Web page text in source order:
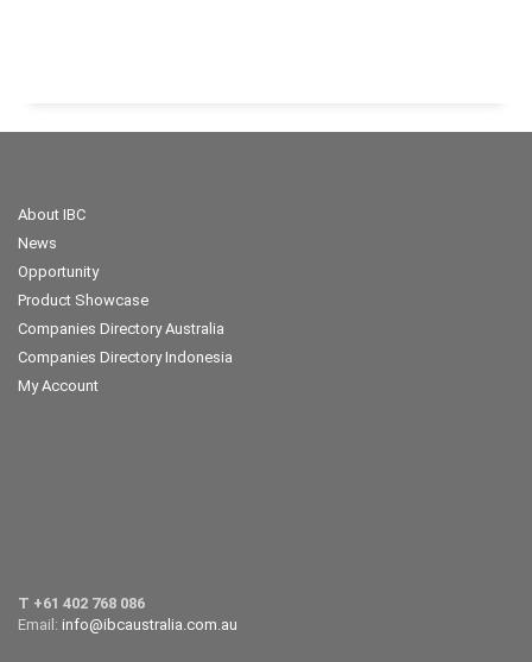
About IBC
News
Opportunity
Product Showcase
Companies Directory Australia
Companies Directory Indonesia
My Account
T +61 402 768 086
Email: info@ibcaustralia.com.au